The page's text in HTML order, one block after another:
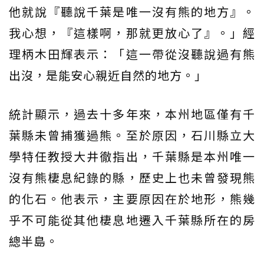
他就說『聽說千葉是唯一沒有熊的地方』。
我心想，『這樣啊，那就更放心了』。」經
理柄木田輝表示：「這一帶從沒聽說過有熊
出沒，是能安心親近自然的地方。」
統計顯示，過去十多年來，本州地區僅有千
葉縣未曾捕獲過熊。至於原因，石川縣立大
學特任教授大井徹指出，千葉縣是本州唯一
沒有熊棲息紀錄的縣，歷史上也未曾發現熊
的化石。他表示，主要原因在於地形，熊幾
乎不可能從其他棲息地遷入千葉縣所在的房
總半島。